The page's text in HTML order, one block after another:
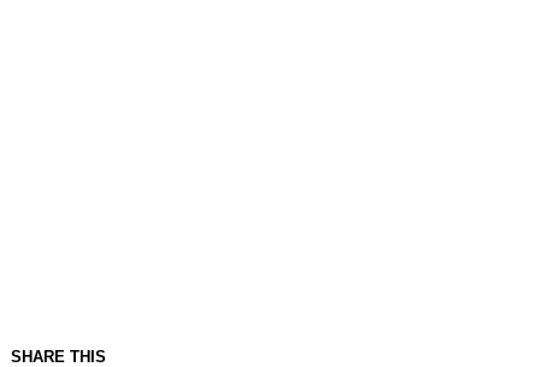
SHARE THIS